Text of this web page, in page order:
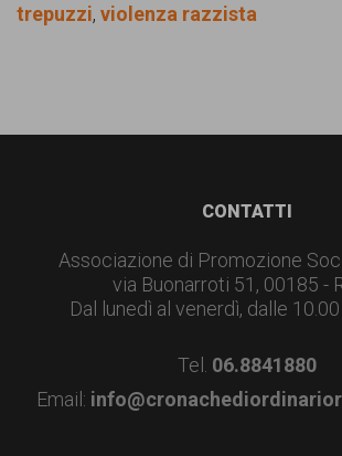
trepuzzi, violenza razzista
CONTATTI
Associazione di Promozione
via Buonarroti 51, 00185 -
Dal lunedì al venerdì, dalle
Tel. 06.8841880
Email: